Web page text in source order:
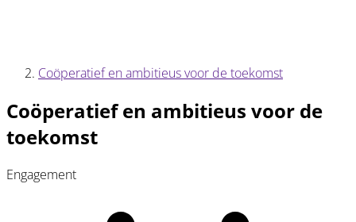
Coöperatief en ambitieus voor de toekomst
Coöperatief en ambitieus voor de
toekomst
Engagement